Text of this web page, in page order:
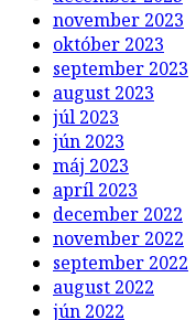
november 2023
október 2023
september 2023
august 2023
júl 2023
jún 2023
máj 2023
apríl 2023
december 2022
november 2022
september 2022
august 2022
jún 2022